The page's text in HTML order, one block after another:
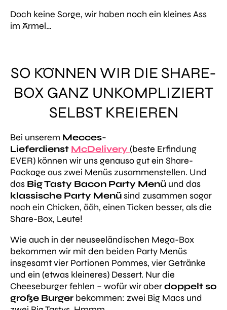
Doch keine Sorge, wir haben noch ein kleines Ass
im Ärmel…
SO KÖNNEN WIR DIE SHARE-
BOX GANZ UNKOMPLIZIERT
SELBST KREIEREN
Bei unserem Mecces-
Lieferdienst McDelivery (beste Erfindung
EVER) können wir uns genauso gut ein Share-
Package aus zwei Menüs zusammenstellen. Und
das Big Tasty Bacon Party Menü und das
klassische Party Menüsind zusammen sogar
noch ein Chicken, ääh, einen Ticken besser, als die
Share-Box, Leute!
Wie auch in der neuseeländischen Mega-Box
bekommen wir mit den beiden Party Menüs
insgesamt vier Portionen Pommes, vier Getränke
und ein (etwas kleineres) Dessert. Nur die
Cheeseburger fehlen – wofür wir aberdoppelt so
große Burger bekommen: zwei Big Macs und